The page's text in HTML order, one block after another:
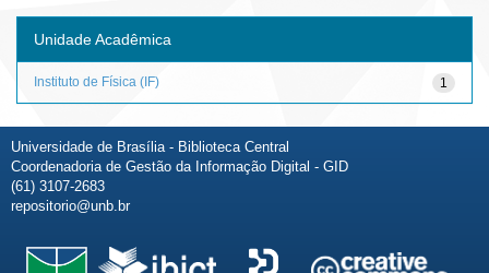
Unidade Acadêmica
1
Instituto de Física (IF)
Universidade de Brasília - Biblioteca Central
Coordenadoria de Gestão da Informação Digital - GID
(61) 3107-2683
repositorio@unb.br